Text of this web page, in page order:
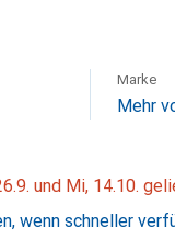
Marke
Mehr
und Mi, 14.10.
wenn schneller